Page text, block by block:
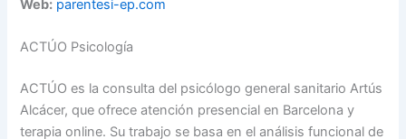
Web: parentesi-ep.com
ACTÚO Psicología
ACTÚO es la consulta del psicólogo general sanitario Artús
Alcácer, que ofrece atención presencial en Barcelona y
terapia online. Su trabajo se basa en el análisis funcional de